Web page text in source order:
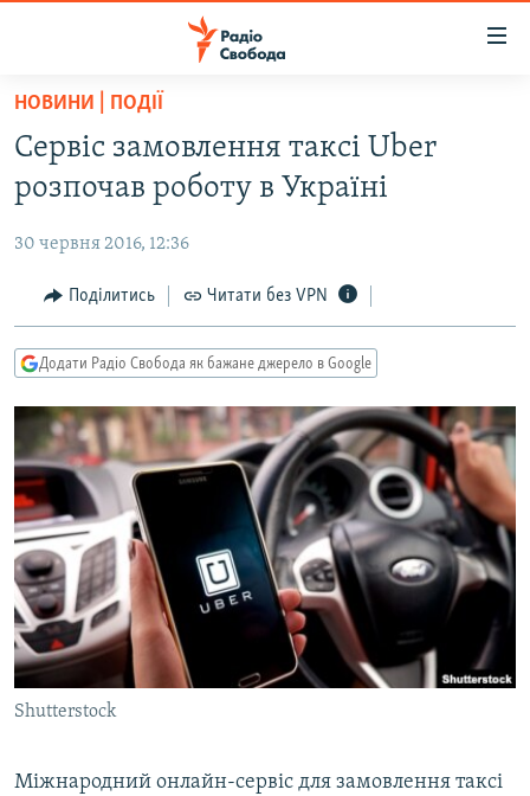
Перейти
основного
матеріалу
Перейти
до
навігації
Перейти
до
ВСЕ ЗА ДОБУ
СТАТТІ
ПОЛІТИКА
ЕКОНОМІКА
КУЛЬТУРА
СПОРТ
УКРАЇНА
СВІТ
ВІЙНА
РОСІЙСЬКА «ФІЛЬТРАЦІЯ»
КРИМ.РЕАЛІЇ
ТИ ЯК?
СХЕМИ
ПРИАЗОВ’Я
КИТАЙ.ВИКЛИКИ
МУЛЬТИМЕДІА
ФОТО
СПЕЦПРОЄКТИ
ПОДКАСТИ
КРИМ РЕАЛІЇ
НОВИНИ | ПОДІЇ
Сервіс замовлення таксі Uber
розпочав роботу в Україні
30 червня 2016, 12:36
Поділитись Читати без VPN
Додати Радіо Свобода як бажане джерело в Google
Shutterstock
Міжнародний онлайн-сервіс для замовлення таксі